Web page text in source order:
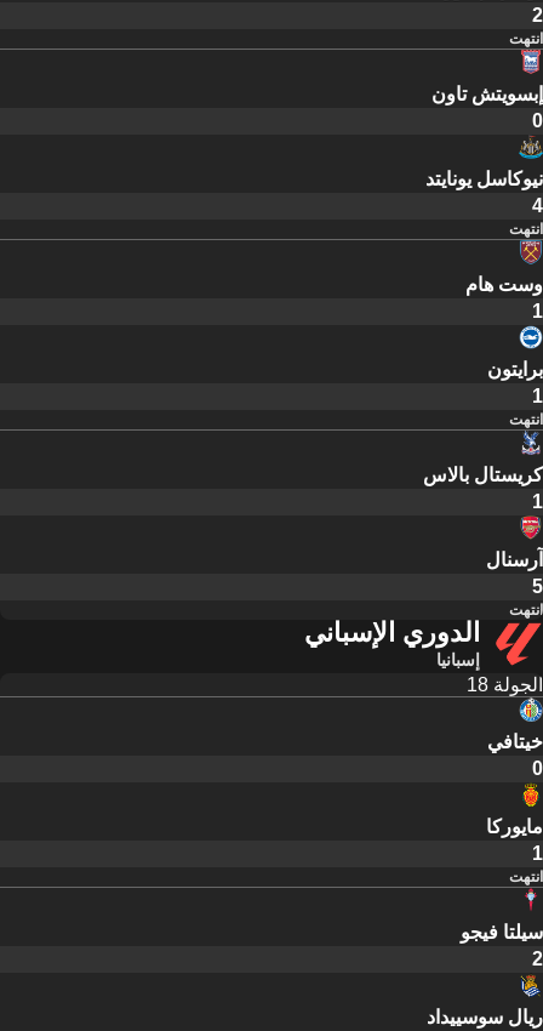
2
انتهت
إبسويتش تاون
0
نيوكاسل يونايتد
4
انتهت
وست هام
1
برايتون
1
انتهت
كريستال بالاس
1
آرسنال
5
انتهت
الدوري الإسباني
إسبانيا
الجولة 18
خيتافي
0
مايوركا
1
انتهت
سيلتا فيجو
2
ريال سوسييداد